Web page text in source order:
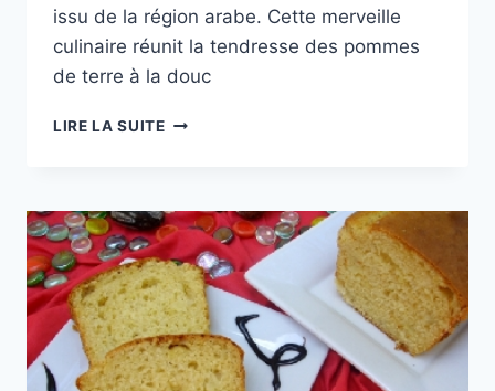
issu de la région arabe. Cette merveille
culinaire réunit la tendresse des pommes
de terre à la douc
LIRE LA SUITEBRIOUAT
TERRE